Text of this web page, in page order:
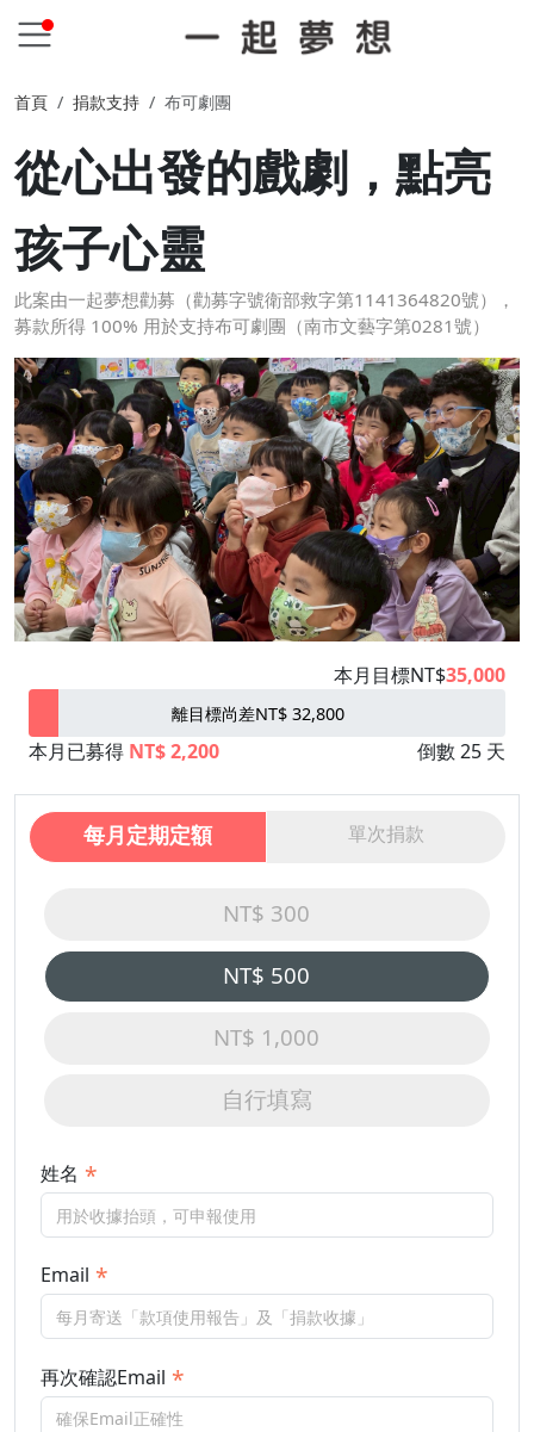
首頁 捐款支持 布可劇團
從心出發的戲劇，點亮
孩子心靈
此案由一起夢想勸募（勸募字號衛部救字第1141364820號），
募款所得 100% 用於支持布可劇團（南市文藝字第0281號）
本月目標NT$35,000
離目標尚差NT$ 32,800
本月已募得 NT$ 2,200 倒數 25 天
每月定期定額 單次捐款
NT$ 300
NT$ 500
NT$ 1,000
自行填寫
姓名
Email
再次確認Email